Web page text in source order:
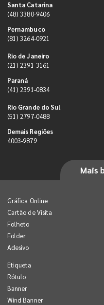
Santa Catarina
(48) 3380-9406
Pernambuco
(81) 3264-0921
Rio de Janeiro
(21) 2391-3161
Paraná
(41) 2391-0834
Rio Grande do Sul
(51) 2797-0488
Demais Regiões
4003-9879
Mais
Gráfica Online
Cartão de Visita
Folheto
Folder
Adesivo
Etiqueta
Rótulo
Banner
Wind Banner